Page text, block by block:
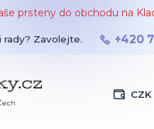
prsteny do obchodu na
CZK
rady? Zavolejte. +420